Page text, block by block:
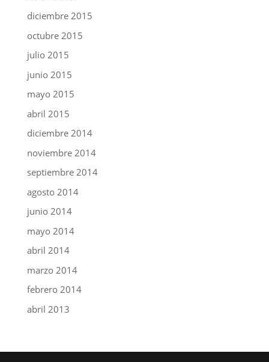
diciembre 2015
octubre 2015
julio 2015
junio 2015
mayo 2015
abril 2015
diciembre 2014
noviembre 2014
septiembre 2014
agosto 2014
junio 2014
mayo 2014
abril 2014
marzo 2014
febrero 2014
abril 2013